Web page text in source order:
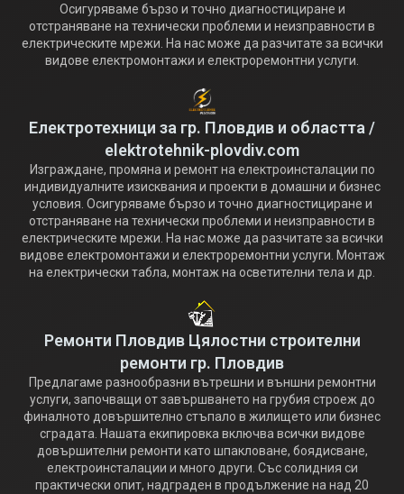
Осигуряваме бързо и точно диагностициране и
отстраняване на технически проблеми и неизправности в
електрическите мрежи. На нас може да разчитате за всички
видове електромонтажи и електроремонтни услуги.
Електротехници за гр. Пловдив и областта /
elektrotehnik-plovdiv.com
Изграждане, промяна и ремонт на електроинсталации по
индивидуалните изисквания и проекти в домашни и бизнес
условия. Осигуряваме бързо и точно диагностициране и
отстраняване на технически проблеми и неизправности в
електрическите мрежи. На нас може да разчитате за всички
видове електромонтажи и електроремонтни услуги. Монтаж
на електрически табла, монтаж на осветителни тела и др.
Ремонти Пловдив Цялостни строителни
ремонти гр. Пловдив
Предлагаме разнообразни вътрешни и външни ремонтни
услуги, започващи от завършването на грубия строеж до
финалното довършително стъпало в жилището или бизнес
сградата. Нашата екипировка включва всички видове
довършителни ремонти като шпакловане, боядисване,
електроинсталации и много други. Със солидния си
практически опит, надграден в продължение на над 20